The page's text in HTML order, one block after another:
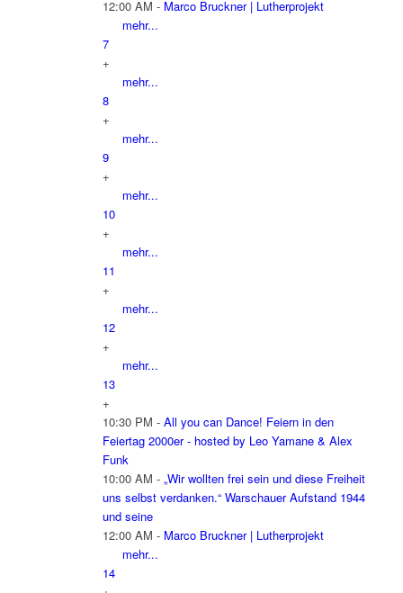
12:00 AM - Marco Bruckner | Lutherprojekt
mehr...
7
+
mehr...
8
+
mehr...
9
+
mehr...
10
+
mehr...
11
+
mehr...
12
+
mehr...
13
+
10:30 PM - All you can Dance! Feiern in den
Feiertag 2000er - hosted by Leo Yamane & Alex
Funk
10:00 AM - „Wir wollten frei sein und diese Freiheit
uns selbst verdanken.“ Warschauer Aufstand 1944
und seine
12:00 AM - Marco Bruckner | Lutherprojekt
mehr...
14